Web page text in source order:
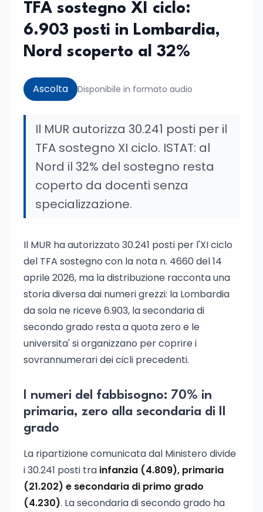
TFA sostegno XI ciclo:
6.903 posti in Lombardia,
Nord scoperto al 32%
Ascolta Disponibile in formato audio
Il MUR autorizza 30.241 posti per il
TFA sostegno XI ciclo. ISTAT: al
Nord il 32% del sostegno resta
coperto da docenti senza
specializzazione.
Il MUR ha autorizzato 30.241 posti per l'XI ciclo
del TFA sostegno con la nota n. 4660 del 14
aprile 2026, ma la distribuzione racconta una
storia diversa dai numeri grezzi: la Lombardia
da sola ne riceve 6.903, la secondaria di
secondo grado resta a quota zero e le
universita' si organizzano per coprire i
sovrannumerari dei cicli precedenti.
I numeri del fabbisogno: 70% in
primaria, zero alla secondaria di II
grado
La ripartizione comunicata dal Ministero divide
i 30.241 posti tra infanzia (4.809), primaria
(21.202) e secondaria di primo grado
(4.230). La secondaria di secondo grado ha